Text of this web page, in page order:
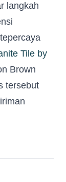
langkah
Tile by
Brown
tersebut